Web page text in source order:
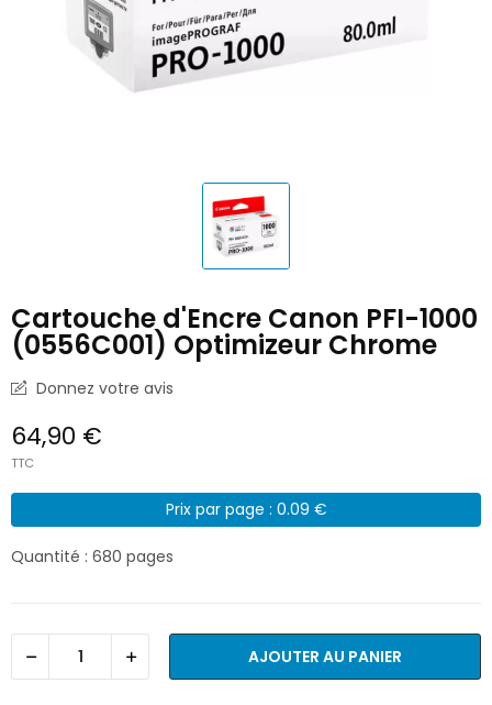
Cartouche d'Encre Canon PFI-1000
(0556C001) Optimizeur Chrome
Donnez votre avis
64,90 €
TTC
Prix par page : 0.09 €
Quantité : 680 pages
AJOUTER AU PANIER